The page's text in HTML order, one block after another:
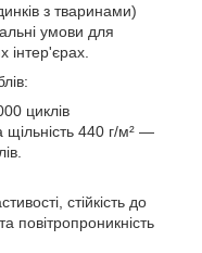
з тваринами)
умови для
інтер'єрах.
циклів
440 г/м² —
стійкість до
повітропроникність